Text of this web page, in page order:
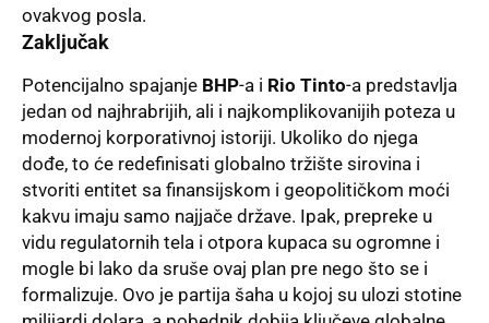
ovakvog posla.
Zaključak
Potencijalno spajanje BHP-a i Rio Tinto-a predstavlja
jedan od najhrabrijih, ali i najkomplikovanijih poteza u
modernoj korporativnoj istoriji. Ukoliko do njega
dođe, to će redefinisati globalno tržište sirovina i
stvoriti entitet sa finansijskom i geopolitičkom moći
kakvu imaju samo najjače države. Ipak, prepreke u
vidu regulatornih tela i otpora kupaca su ogromne i
mogle bi lako da sruše ovaj plan pre nego što se i
formalizuje. Ovo je partija šaha u kojoj su ulozi stotine